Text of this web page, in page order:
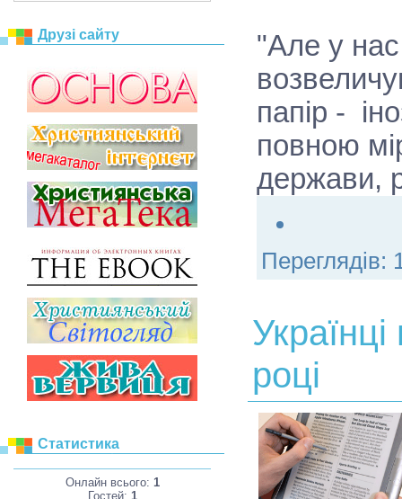
Друзі сайту
Статистика
Онлайн всього: 1
Гостей: 1
"Але у
папір -
повною
держави,
Переглядів:
році